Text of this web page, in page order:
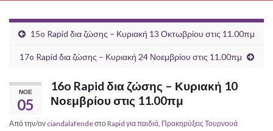
15o Rapid δια ζώσης – Κυριακή 13 Οκτωβρίου στις 11.00πμ
17o Rapid δια ζώσης – Κυριακή 24 Νοεμβρίου στις 11.00πμ
ΝΟΈ
05
16o Rapid δια ζώσης – Κυριακή 10
Νοεμβρίου στις 11.00πμ
Από την/ον ciandalafendeστοRapid για παιδιά Προκηρύξεις Τουρνουά